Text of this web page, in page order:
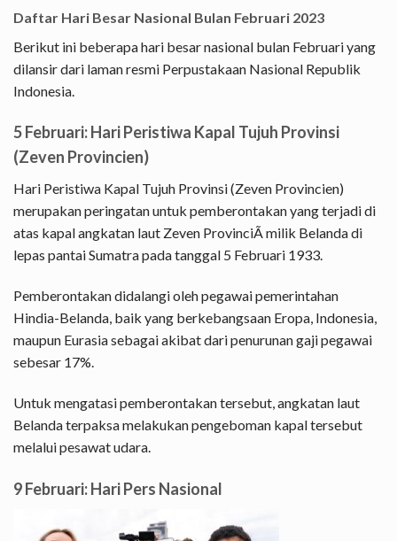
Daftar Hari Besar Nasional Bulan Februari 2023
Berikut ini beberapa hari besar nasional bulan Februari yang
dilansir dari laman resmi Perpustakaan Nasional Republik
Indonesia.
5 Februari: Hari Peristiwa Kapal Tujuh Provinsi
(Zeven Provincien)
Hari Peristiwa Kapal Tujuh Provinsi (Zeven Provincien)
merupakan peringatan untuk pemberontakan yang terjadi di
atas kapal angkatan laut Zeven ProvinciÃ milik Belanda di
lepas pantai Sumatra pada tanggal 5 Februari 1933.
Pemberontakan didalangi oleh pegawai pemerintahan
Hindia-Belanda, baik yang berkebangsaan Eropa, Indonesia,
maupun Eurasia sebagai akibat dari penurunan gaji pegawai
sebesar 17%.
Untuk mengatasi pemberontakan tersebut, angkatan laut
Belanda terpaksa melakukan pengeboman kapal tersebut
melalui pesawat udara.
9 Februari: Hari Pers Nasional